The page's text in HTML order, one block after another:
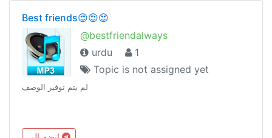
Best friends😍😍😍
@bestfriendalways
urdu
1
Topic is not assigned yet
لم يتم توفير الوصف